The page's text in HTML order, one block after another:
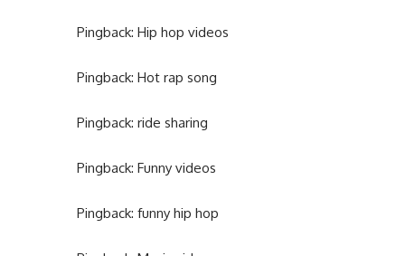
Pingback: Hip hop videos
Pingback: Hot rap song
Pingback: ride sharing
Pingback: Funny videos
Pingback: funny hip hop